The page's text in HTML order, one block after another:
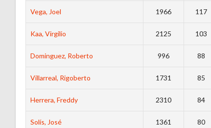
Vega, Joel 1966 117
Kaa, Virgilio 2125 103
Dominguez, Roberto 996 88
Villarreal, Rigoberto 1731 85
Herrera, Freddy 2310 84
Solís, José 1361 80